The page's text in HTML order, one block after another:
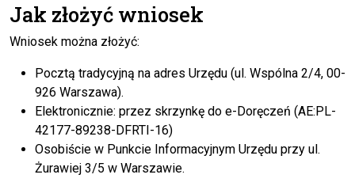
Jak złożyć wniosek
Wniosek można złożyć:
Pocztą tradycyjną na adres Urzędu (ul. Wspólna 2/4, 00-
926 Warszawa).
Elektronicznie: przez skrzynkę do e-Doręczeń (AE:PL-
42177-89238-DFRTI-16)
Osobiście w Punkcie Informacyjnym Urzędu przy ul.
Żurawiej 3/5 w Warszawie.